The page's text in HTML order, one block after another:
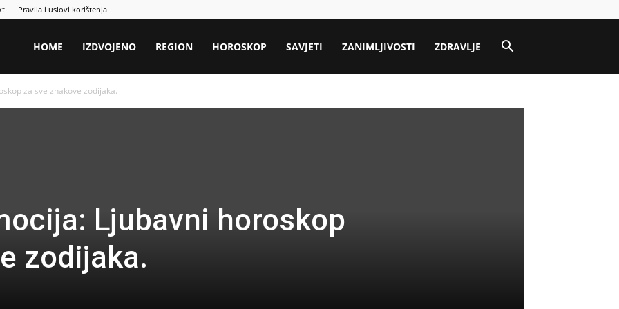
Pravila i uslovi korištenja
HOME IZDVOJENO REGION HOROSKOP SAVJETI ZANIMLJIVOSTI ZDRAVLJE
za sve znakove zodijaka.
Ljubavni horoskop
zodijaka.